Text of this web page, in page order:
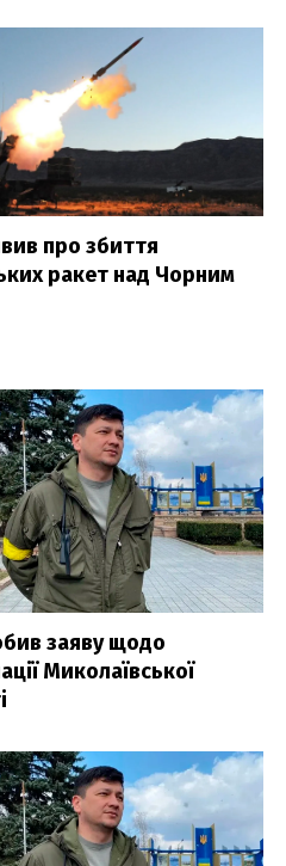
про збиття
ракет над Чорним
заяву щодо
Миколаївської